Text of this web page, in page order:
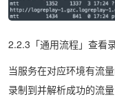
2.2.3「通用流程」查看
当服务在对应环境有流
录制到并解析成功的流量